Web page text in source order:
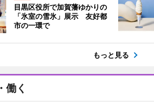
目黒区役所で加賀藩ゆかりの
「氷室の雪氷」展示 友好都
市の一環で
もっと見る
働く